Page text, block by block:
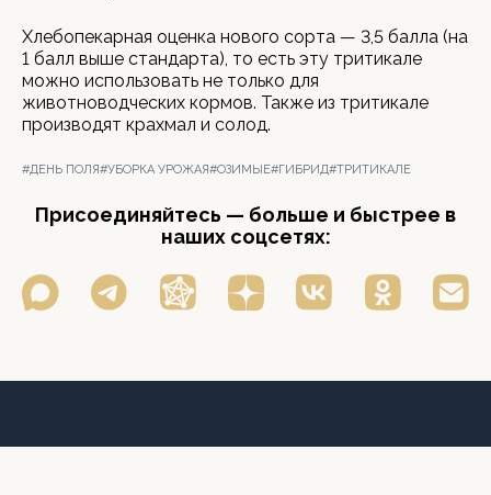
Хлебопекарная оценка нового сорта — 3,5 балла (на
1 балл выше стандарта), то есть эту тритикале
можно использовать не только для
животноводческих кормов. Также из тритикале
производят крахмал и солод.
#ДЕНЬ ПОЛЯ#УБОРКА УРОЖАЯ#ОЗИМЫЕ#ГИБРИД#ТРИТИКАЛЕ
Присоединяйтесь — больше и быстрее в
наших соцсетях: